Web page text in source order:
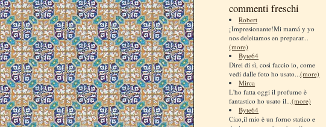
commenti freschi
Robert
¡Impresionante!Mi mamá y yo
nos deleitamos en preparar...
(more)
Byte64
Direi di sì, così faccio io, come
vedi dalle foto ho usato...(more)
Mirca
L'ho fatta oggi il profumo è
fantastico ho usato il...(more)
Byte64
Ciao,il mio è un forno statico e